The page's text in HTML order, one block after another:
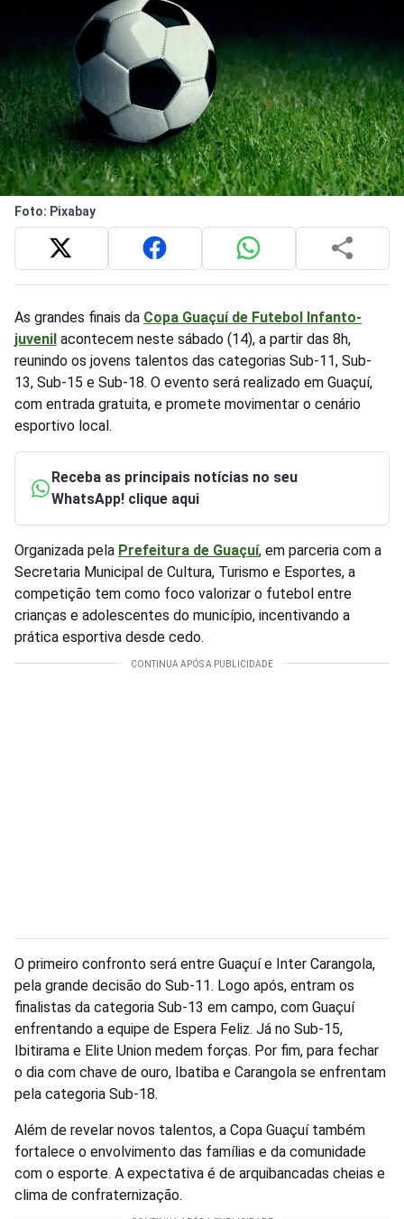
Foto: Pixabay
As grandes finais da Copa Guaçuí de Futebol Infanto-
juvenil acontecem neste sábado (14), a partir das 8h,
reunindo os jovens talentos das categorias Sub-11, Sub-
13, Sub-15 e Sub-18. O evento será realizado em Guaçuí,
com entrada gratuita, e promete movimentar o cenário
esportivo local.
Receba as principais notícias no seu
WhatsApp! clique aqui
Organizada pela Prefeitura de Guaçuí, em parceria com a
Secretaria Municipal de Cultura, Turismo e Esportes, a
competição tem como foco valorizar o futebol entre
crianças e adolescentes do município, incentivando a
prática esportiva desde cedo.
O primeiro confronto será entre Guaçuí e Inter Carangola,
pela grande decisão do Sub-11. Logo após, entram os
finalistas da categoria Sub-13 em campo, com Guaçuí
enfrentando a equipe de Espera Feliz. Já no Sub-15,
Ibitirama e Elite Union medem forças. Por fim, para fechar
o dia com chave de ouro, Ibatiba e Carangola se enfrentam
pela categoria Sub-18.
Além de revelar novos talentos, a Copa Guaçuí também
fortalece o envolvimento das famílias e da comunidade
com o esporte. A expectativa é de arquibancadas cheias e
clima de confraternização.